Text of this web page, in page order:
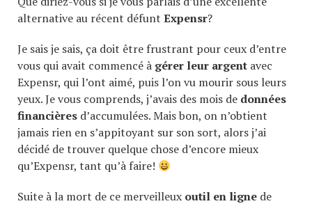
alternative au récent défunt Expensr?
Je sais je sais, ça doit être frustrant pour ceux d’entre
vous qui avait commencé à gérer leur argent avec
Expensr, qui l’ont aimé, puis l’on vu mourir sous leurs
yeux. Je vous comprends, j’avais des mois de données
financières d’accumulées. Mais bon, on n’obtient
jamais rien en s’appitoyant sur son sort, alors j’ai
décidé de trouver quelque chose d’encore mieux
qu’Expensr, tant qu’à faire!
Suite à la mort de ce merveilleux outil en ligne de